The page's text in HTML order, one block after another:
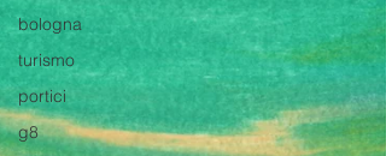
bologna
turismo
portici
g8